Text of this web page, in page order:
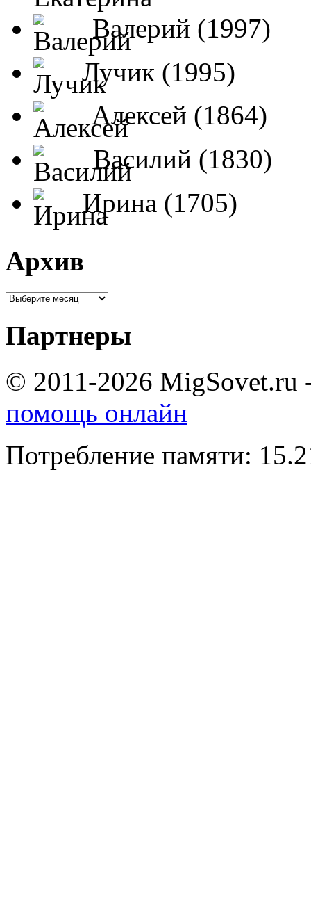
Валерий (1997)
Лучик (1995)
Алексей (1864)
Василий (1830)
Ирина (1705)
Архив
Партнеры
© 2011-2026 MigSovet.ru
помощь онлайн
Потребление памяти: